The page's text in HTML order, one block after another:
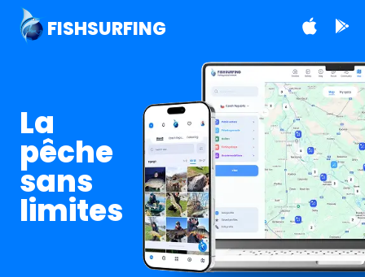
FISHSURFING
La
pêche
sans
limites